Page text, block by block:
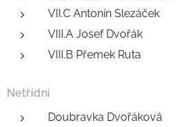
VII.C Antonín Slezáček
VIII.A Josef Dvořák
VIII.B Přemek Ruta
Netřídní
Doubravka Dvořáková